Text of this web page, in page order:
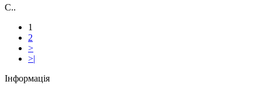
С..
1
2
>
>|
Інформація